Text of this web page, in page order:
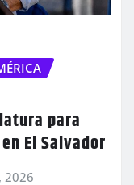
para
El Salvador
2026